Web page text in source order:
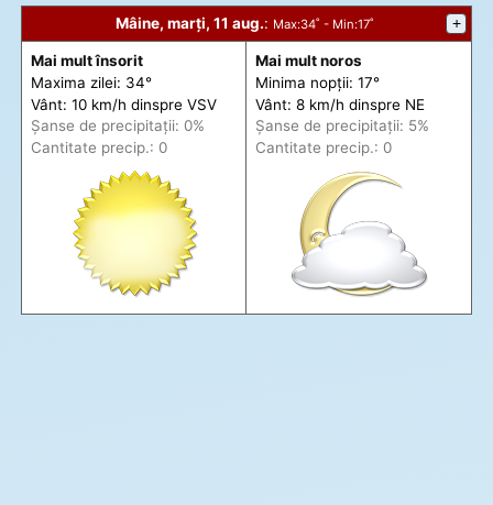
Mâine, marți, 11 aug.: Max:34˚ - Min:17˚ +
Mai mult însorit
Maxima zilei: 34°
Vânt: 10 km/h dinspre VSV
Șanse de precipitații: 0%
Cantitate precip.: 0
Mai mult noros
Minima nopții: 17°
Vânt: 8 km/h dinspre NE
Șanse de precipitații: 5%
Cantitate precip.: 0